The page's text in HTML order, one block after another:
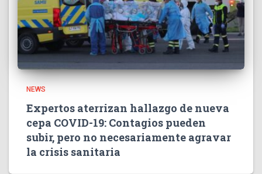
NEWS
Expertos aterrizan hallazgo de nueva
cepa COVID-19: Contagios pueden
subir, pero no necesariamente agravar
la crisis sanitaria